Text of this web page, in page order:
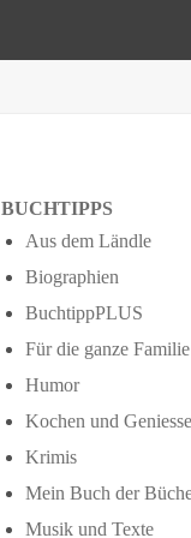
BUCHTIPPS
Aus dem Ländle
Biographien
BuchtippPLUS
Für die ganze Familie
Humor
Kochen und
Krimis
Mein Buch der
Musik und Texte